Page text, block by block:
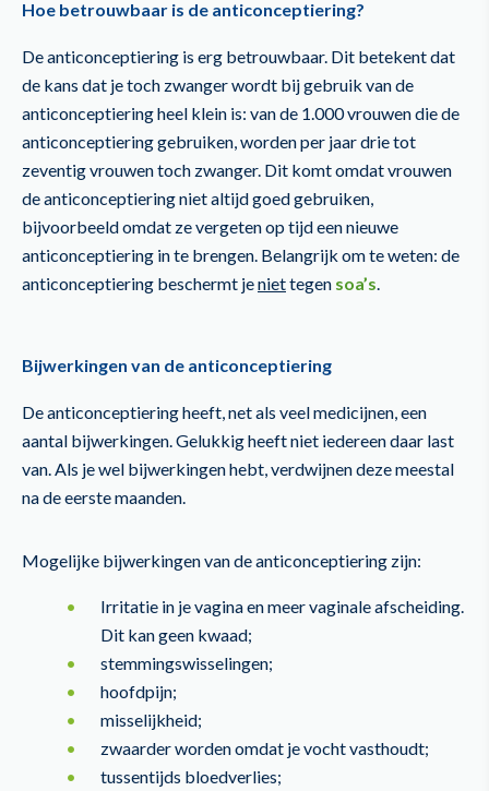
Hoe betrouwbaar is de anticonceptiering?
De anticonceptiering is erg betrouwbaar. Dit betekent dat
de kans dat je toch zwanger wordt bij gebruik van de
anticonceptiering heel klein is: van de 1.000 vrouwen die de
anticonceptiering gebruiken, worden per jaar drie tot
zeventig vrouwen toch zwanger. Dit komt omdat vrouwen
de anticonceptiering niet altijd goed gebruiken,
bijvoorbeeld omdat ze vergeten op tijd een nieuwe
anticonceptiering in te brengen. Belangrijk om te weten: de
anticonceptiering beschermt jeniettegen soa’s.
Bijwerkingen van de anticonceptiering
De anticonceptiering heeft, net als veel medicijnen, een
aantal bijwerkingen. Gelukkig heeft niet iedereen daar last
van. Als je wel bijwerkingen hebt, verdwijnen deze meestal
na de eerste maanden.
Mogelijke bijwerkingen van de anticonceptiering zijn:
Irritatie in je vagina en meer vaginale afscheiding.
Dit kan geen kwaad;
stemmingswisselingen;
hoofdpijn;
misselijkheid;
zwaarder worden omdat je vocht vasthoudt;
tussentijds bloedverlies;